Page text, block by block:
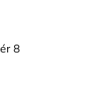
8